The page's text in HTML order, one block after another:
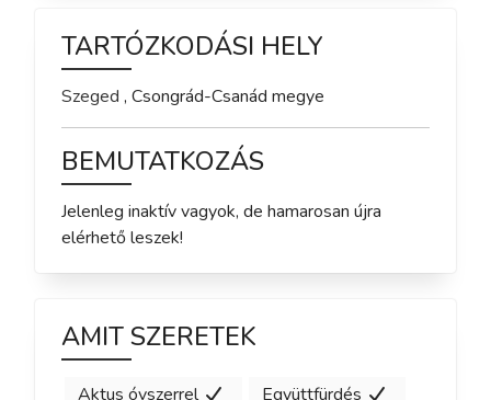
TARTÓZKODÁSI HELY
Szeged , Csongrád-Csanád megye
BEMUTATKOZÁS
Jelenleg inaktív vagyok, de hamarosan újra
elérhető leszek!
AMIT SZERETEK
Aktus óvszerrel Együttfürdés